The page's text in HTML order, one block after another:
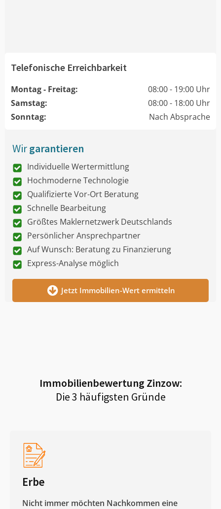
Telefonische Erreichbarkeit
Montag - Freitag:
08:00 - 19:00 Uhr
Samstag:
08:00 - 18:00 Uhr
Sonntag:
Nach Absprache
Wirgarantieren
Individuelle Wertermittlung
Hochmoderne Technologie
Qualifizierte Vor-Ort Beratung
Schnelle Bearbeitung
Größtes Maklernetzwerk Deutschlands
Persönlicher Ansprechpartner
Auf Wunsch: Beratung zu Finanzierung
Express-Analyse möglich
Jetzt Immobilien-Wert ermitteln
Immobilienbewertung Zinzow:
Die 3 häufigsten Gründe
Erbe
Nicht immer möchten Nachkommen eine